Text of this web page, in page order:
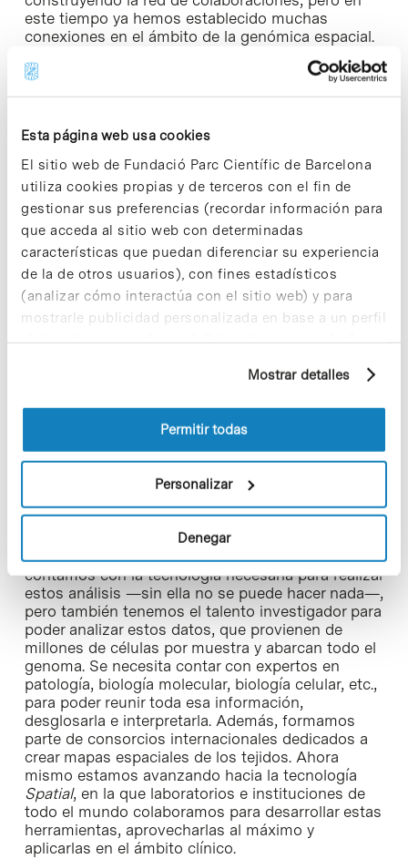
Esta página web usa cookies
El sitio web de Fundació Parc Científic de Barcelona
utiliza cookies propias y de terceros con el fin de
gestionar sus preferencias (recordar información para
que acceda al sitio web con determinadas
características que puedan diferenciar su experiencia
de la de otros usuarios), con fines estadísticos
(analizar cómo interactúa con el sitio web) y para
mostrarle publicidad personalizada en base a un perfil
elaborado a partir de sus hábitos de navegación (por
información sobre las cookies puede consultar
la Política de cookies del sitio web.
Mostrar detalles
Permitir todas
Personalizar
Denegar
este tiempo ya hemos establecido muchas
conexiones en el ámbito de la genómica espacial.
En apenas un año y medio, hemos impulsado
numerosas colaboraciones, especialmente dentro
Instituto de Investigación Biomédica (IRB
Barcelona) y hemos solicitado becas nacionales e
internacionales para iniciativas conjuntas. Son
proyectos muy grandes, a los que también se han
sumado compañías farmacéuticas y
biotecnológicas para intentar entender cómo los
tratamientos de ciertas enfermedades afectan la
arquitectura de los tejidos y cómo podemos
mejorarlos, por poner solo un ejemplo.
El CNAG dispone de avanzadas instalaciones
Creo que el CNAG ha sido uno de los pioneros en
apostar por una línea que, aunque inicialmente
pocos supieron anticipar, ahora está claramente
consolidada. De hecho, en 2021, la revistaNature
Spatial Transcriptomics
método del año, y en diciembre de 2024 hizo lo
mismo con laSpatial Proteomics, ambas técnicas
avanzadas de análisis biológico. El CNAG fue
rápido en adoptar esta apuesta. Nosotros
contamos con la tecnología necesaria para realizar
estos análisis —sin ella no se puede hacer nada—,
pero también tenemos el talento investigador para
poder analizar estos datos, que provienen de
millones de células por muestra y abarcan todo el
genoma. Se necesita contar con expertos en
patología, biología molecular, biología celular, etc.,
para poder reunir toda esa información,
desglosarla e interpretarla. Además, formamos
parte de consorcios internacionales dedicados a
crear mapas espaciales de los tejidos. Ahora
mismo estamos avanzando hacia la tecnología
Spatial, en la que laboratorios e instituciones de
todo el mundo colaboramos para desarrollar estas
herramientas, aprovecharlas al máximo y
aplicarlas en el ámbito clínico.